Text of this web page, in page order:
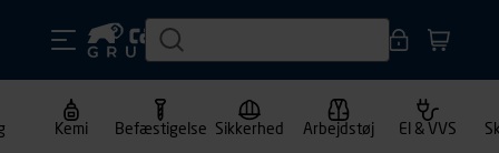
Kemi Befæstigelse Sikkerhed Arbejdstøj El & VVS